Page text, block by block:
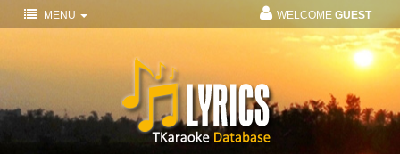
MENU WELCOME GUEST